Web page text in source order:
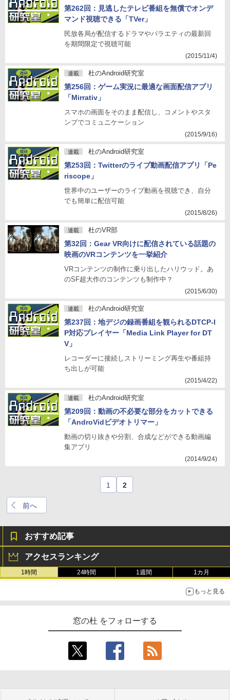
第262回：見逃したテレビ番組を無償でオンデ
マンド視聴できる「TVer」
民放各局が配信するドラマやバラエティの最新回
を期間限定で視聴可能
(2015/11/4)
連載 杜のAndroid研究室
第256回：ゲーム実況に最適な画面配信アプリ
「Mirrativ」
スマホの画面をそのまま配信し、コメントやスタ
ンプでコミュニケーション
(2015/9/16)
連載 杜のAndroid研究室
第253回：Twitterのライブ動画配信アプリ「Pe
riscope」
世界中のユーザーのライブ動画を視聴でき、自分
でも簡単に配信可能
(2015/8/26)
連載 杜のVR部
第32回：Gear VR向けに配信されている話題の
映画のVRコンテンツを一挙紹介
VRコンテンツの制作に乗り出したハリウッド。あ
のSF超大作のコンテンツも制作中？
(2015/6/30)
連載 杜のAndroid研究室
第237回：地デジの録画番組を観られるDTCP-I
P対応プレイヤー「Media Link Player for DT
V」
レコーダーに接続しストリーミング再生や番組持
ち出しが可能
(2015/4/22)
連載 杜のAndroid研究室
第209回：動画の不必要な部分をカットできる
「AndroVidビデオトリマー」
動画の切り抜きや分割、合成などができる動画編
集アプリ
(2014/9/24)
前へ
1 2
おすすめ記事
アクセスランキング
1時間 24時間 1週間 1カ月
もっと見る
窓の杜 をフォローする